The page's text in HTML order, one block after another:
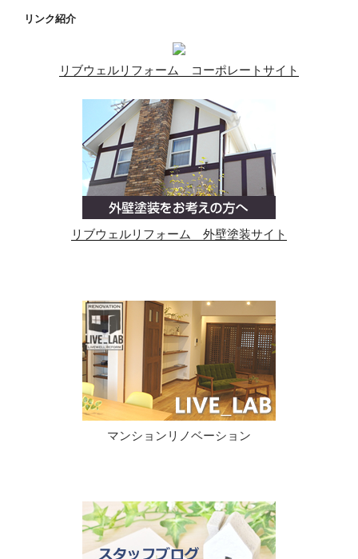
リンク紹介
リブウェルリフォーム コーポレートサイト
リブウェルリフォーム 外壁塗装サイト
マンションリノベーション